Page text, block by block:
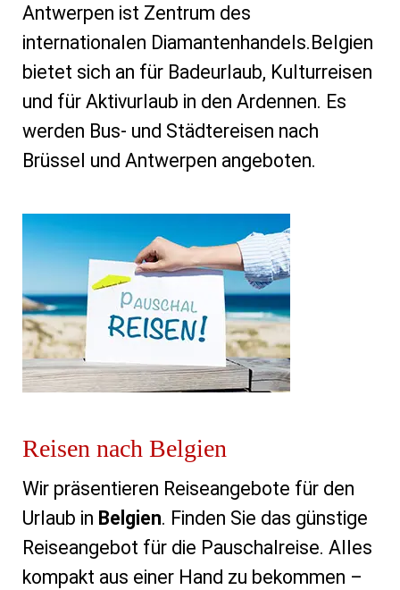
Antwerpen ist Zentrum des
internationalen Diamantenhandels.Belgien
bietet sich an für Badeurlaub, Kulturreisen
und für Aktivurlaub in den Ardennen. Es
werden Bus- und Städtereisen nach
Brüssel und Antwerpen angeboten.
Reisen nach Belgien
Wir präsentieren Reiseangebote für den
Urlaub in Belgien. Finden Sie das günstige
Reiseangebot für die Pauschalreise. Alles
kompakt aus einer Hand zu bekommen –